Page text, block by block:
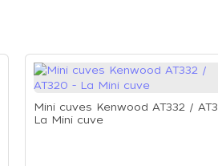
Mini cuves Kenwood AT332 /
La Mini cuve